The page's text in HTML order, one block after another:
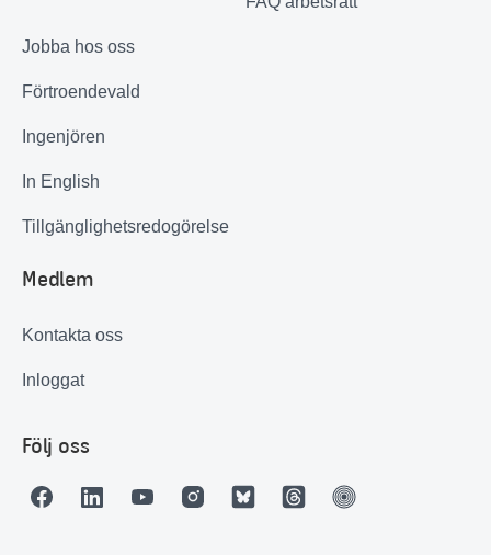
Jobba hos oss
Förtroendevald
Ingenjören
In English
Tillgänglighetsredogörelse
Medlem
Kontakta oss
Inloggat
Följ oss